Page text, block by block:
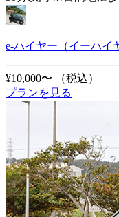
e-ハイヤー（イーハイ
¥10,000〜
（税込）
プランを見る